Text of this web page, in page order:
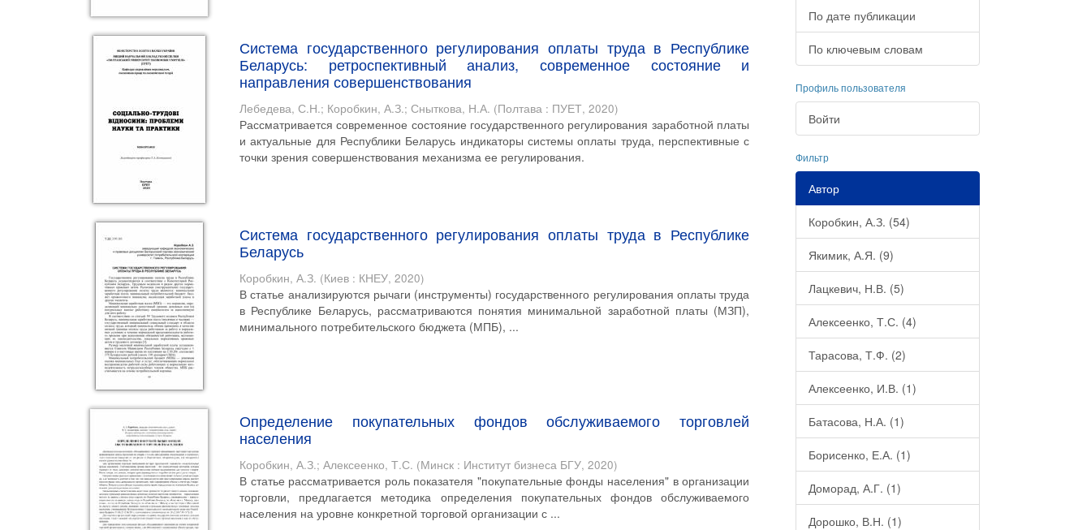
Система государственного регулирования оплаты труда в Республике
Беларусь: ретроспективный анализ, современное состояние и
направления совершенствования
Лебедева, С.Н.; Коробкин, А.З.;Сныткова, Н.А. (Полтава : ПУЕТ,2020)
Рассматривается современное состояние государственного регулирования заработной платы
и актуальные для Республики Беларусь индикаторы системы оплаты труда, перспективные с
точки зрения совершенствования механизма ее регулирования.
Система государственного регулирования оплаты труда в Республике
Беларусь
Коробкин, А.З. (Киев : КНЕУ,2020)
В статье анализируются рычаги (инструменты) государственного регулирования оплаты труда
в Республике Беларусь, рассматриваются понятия минимальной заработной платы (МЗП),
минимального потребительского бюджета (МПБ), ...
Определение покупательных фондов обслуживаемого торговлей
населения
Коробкин, А.З.;Алексеенко, Т.С. (Минск : Институт бизнеса БГУ,2020)
В статье рассматривается роль показателя "покупательные фонды населения" в организации
торговли, предлагается методика определения покупательных фондов обслуживаемого
населения на уровне конкретной торговой организации с ...
По дате публикации
По ключевым словам
Профиль пользователя
Войти
Фильтр
Автор
Коробкин, А.З. (54)
Якимик, А.Я. (9)
Лацкевич, Н.В. (5)
Алексеенко, Т.С. (4)
Тарасова, Т.Ф. (2)
Алексеенко, И.В. (1)
Батасова, Н.А. (1)
Борисенко, Е.А. (1)
Доморад, А.Г. (1)
Дорошко, В.Н. (1)